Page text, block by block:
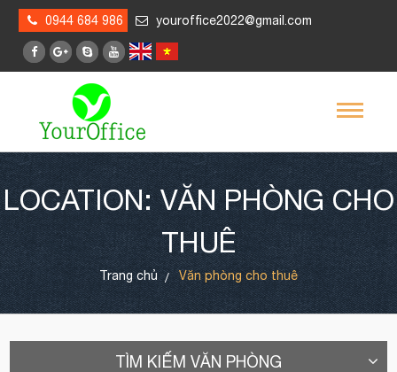
0944 684 986 youroffice2022@gmail.com
LOCATION: VĂN PHÒNG CHO
THUÊ
Trang chủ Văn phòng cho thuê
TÌM KIẾM VĂN PHÒNG